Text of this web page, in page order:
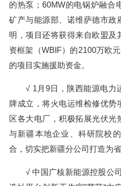
的热泵；60MW的电锅炉融合
矿产与能源部、诺维萨德市政
明，项目还将获得来自欧盟及
资框架（WBIF）的2100万欧
的项目实施援助资金。
√ 1月9日，陕西能源电力
牌成立，将火电运维检修优势
区各大电厂，积极拓展光伏光
与新疆本地企业、科研院校
合，切实把新疆分公司打造为
√ 中国广核新能源控股公司